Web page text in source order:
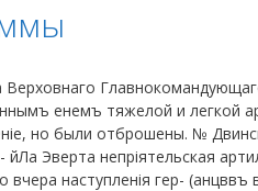
енемъ тяжелой и легкой
но были отброшены. №
йЛа Эверта непріятельская
вчера наступленія гер- (анцввъ